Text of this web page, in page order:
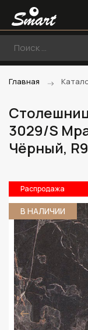
Главная
3029/S
Чёрный,
Распродажа
В НАЛИЧИИ